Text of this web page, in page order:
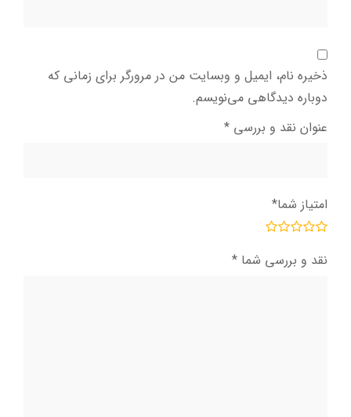
ذخیره نام، ایمیل و وبسایت من در مرورگر برای زمانی که
دوباره دیدگاهی می‌نویسم.
عنوان نقد و بررسی *
امتیاز شما*
نقد و بررسی شما *